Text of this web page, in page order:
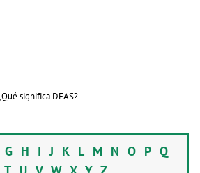
significa DEAS?
G H IJ K L M N O P Q